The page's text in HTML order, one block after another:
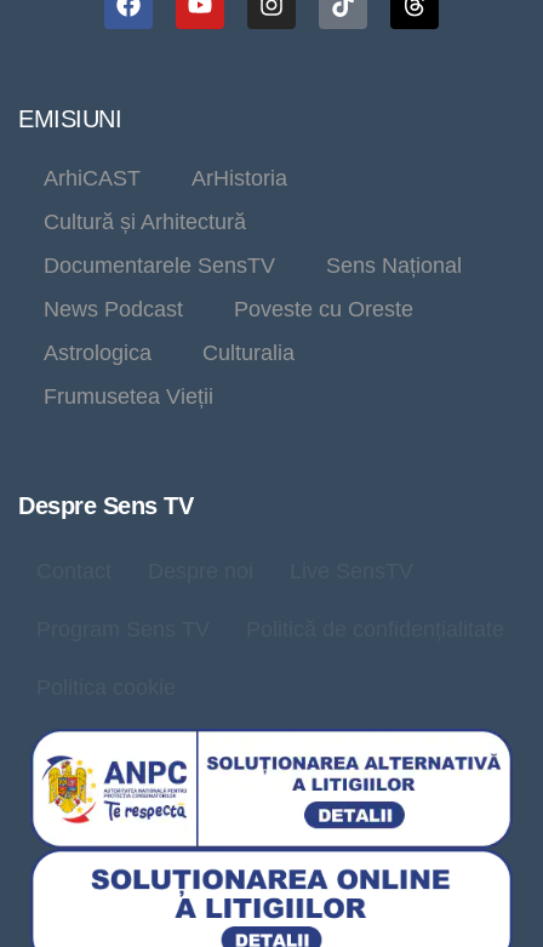
EMISIUNI
ArhiCAST
ArHistoria
Cultură și Arhitectură
Documentarele SensTV
Sens Național
News Podcast
Poveste cu Oreste
Astrologica
Culturalia
Frumusetea Vieții
Despre Sens TV